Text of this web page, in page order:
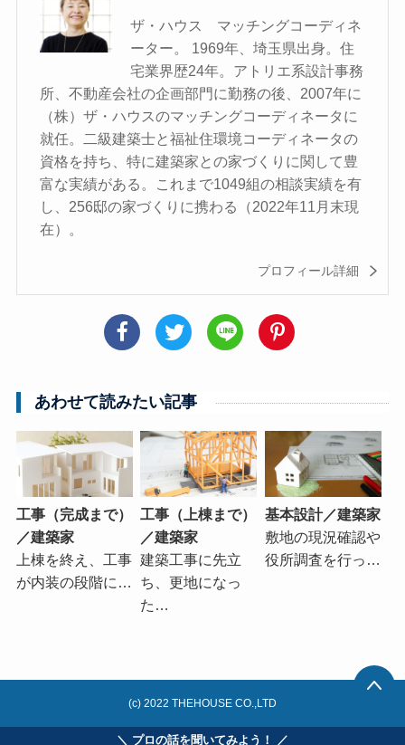
＼ プロの話を聞いてみよう！ ／
ザ・ハウス マッチングコーディネ
ーター。 1969年、埼玉県出身。住
宅業界歴24年。アトリエ系設計事務
所、不動産会社の企画部門に勤務の後、2007年に
（株）ザ・ハウスのマッチングコーディネータに
就任。二級建築士と福祉住環境コーディネータの
資格を持ち、特に建築家との家づくりに関して豊
富な実績がある。これまで1049組の相談実績を有
し、256邸の家づくりに携わる（2022年11月末現
在）。
プロフィール詳細
あわせて読みたい記事
工事（完成まで）
／建築家
上棟を終え、工事
が内装の段階に…
工事（上棟まで）
／建築家
建築工事に先立
ち、更地になっ
た…
基本設計／建築家
敷地の現況確認や
役所調査を行っ…
(c) 2022 THEHOUSE CO.,LTD